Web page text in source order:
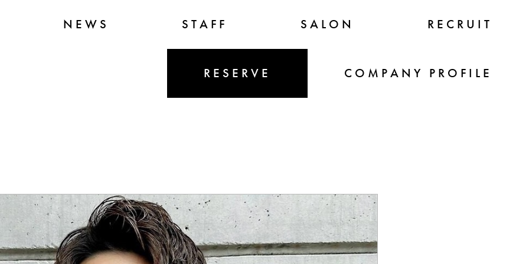
NEWS STAFF SALON RECRUIT
RESERVE COMPANY PROFILE